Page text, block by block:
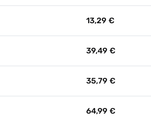
13,29 €
39,49 €
35,79 €
64,99 €